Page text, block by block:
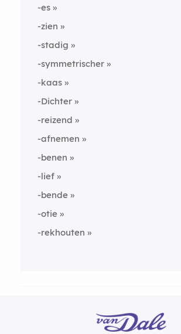
-es
-zien
-stadig
-symmetrischer
-kaas
-Dichter
-reizend
-afnemen
-benen
-lief
-bende
-otie
-rekhouten